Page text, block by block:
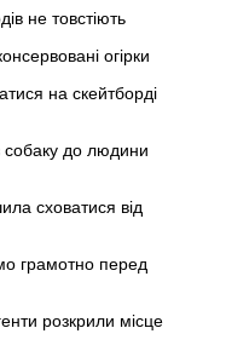
не товстіють
огірки
на скейтборді
собаку до людини
сховатися від
грамотно перед
розкрили місце